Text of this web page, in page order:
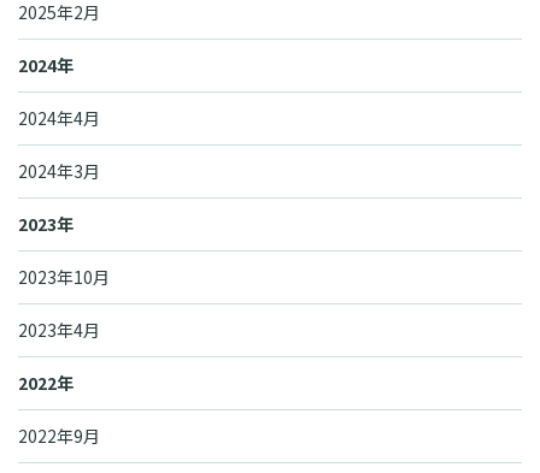
2025年2月
2024年
2024年4月
2024年3月
2023年
2023年10月
2023年4月
2022年
2022年9月